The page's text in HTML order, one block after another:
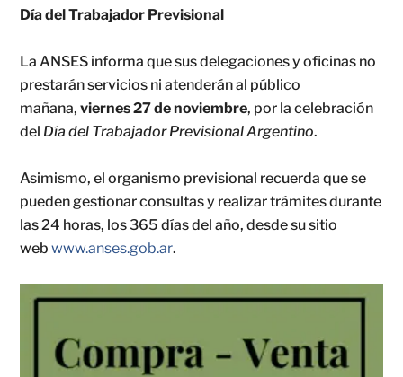
Día del Trabajador Previsional
La ANSES informa que sus delegaciones y oficinas no
prestarán servicios ni atenderán al público
mañana,viernes 27 de noviembre, por la celebración
del Día del Trabajador Previsional Argentino.
Asimismo, el organismo previsional recuerda que se
pueden gestionar consultas y realizar trámites durante
las 24 horas, los 365 días del año, desde su sitio
webwww.anses.gob.ar.